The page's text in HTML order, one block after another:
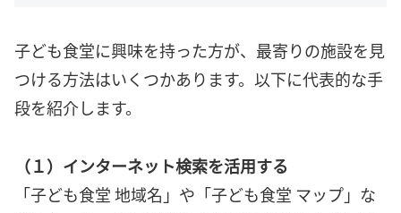
子ども食堂に興味を持った方が、最寄りの施設を見
つける方法はいくつかあります。以下に代表的な手
段を紹介します。
（１）インターネット検索を活用する
「子ども食堂 地域名」や「子ども食堂 マップ」な